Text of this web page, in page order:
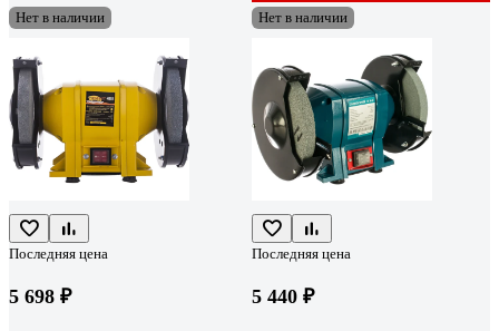
Нет в наличии
Последняя цена
5 698 ₽
Нет в наличии
Последняя цена
5 440 ₽